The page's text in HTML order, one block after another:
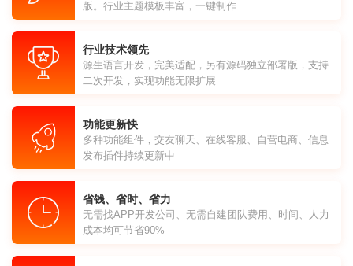
版。行业主题模板丰富，一键制作
行业技术领先
源生语言开发，完美适配，另有源码独立部署版，支持
二次开发，实现功能无限扩展
功能更新快
多种功能组件，交友聊天、在线客服、自营电商、信息
发布插件持续更新中
省钱、省时、省力
无需找APP开发公司、无需自建团队费用、时间、人力
成本均可节省90%